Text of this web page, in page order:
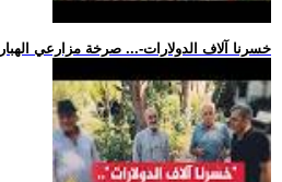
.. -خسرنا آلاف الدولارات-... صرخة مزارعي